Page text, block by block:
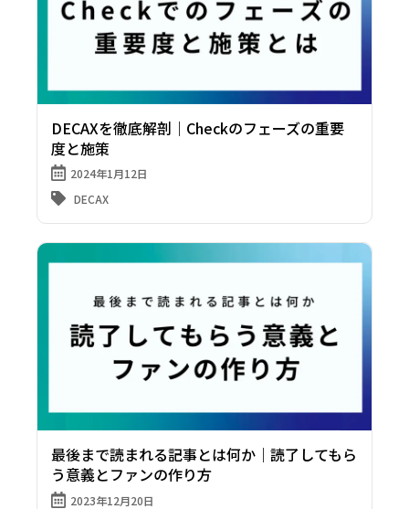
DECAXを徹底解剖｜Checkのフェーズの重要
度と施策
2024年1月12日
DECAX
最後まで読まれる記事とは何か｜読了してもら
う意義とファンの作り方
2023年12月20日